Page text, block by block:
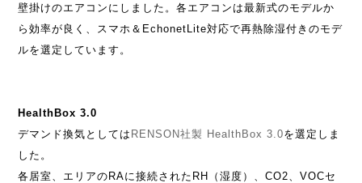
壁掛けのエアコンにしました。各エアコンは最新式のモデルか
ら効率が良く、スマホ＆EchonetLite対応で再熱除湿付きのモデ
ルを選定しています。
HealthBox 3.0
デマンド換気としては RENSON社製 HealthBox 3.0を選定しま
した。
各居室、エリアのRAに接続されたRH（湿度）、CO2、VOCセ